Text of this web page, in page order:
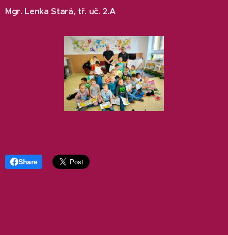
Mgr. Lenka Stará, tř. uč. 2.A
Share